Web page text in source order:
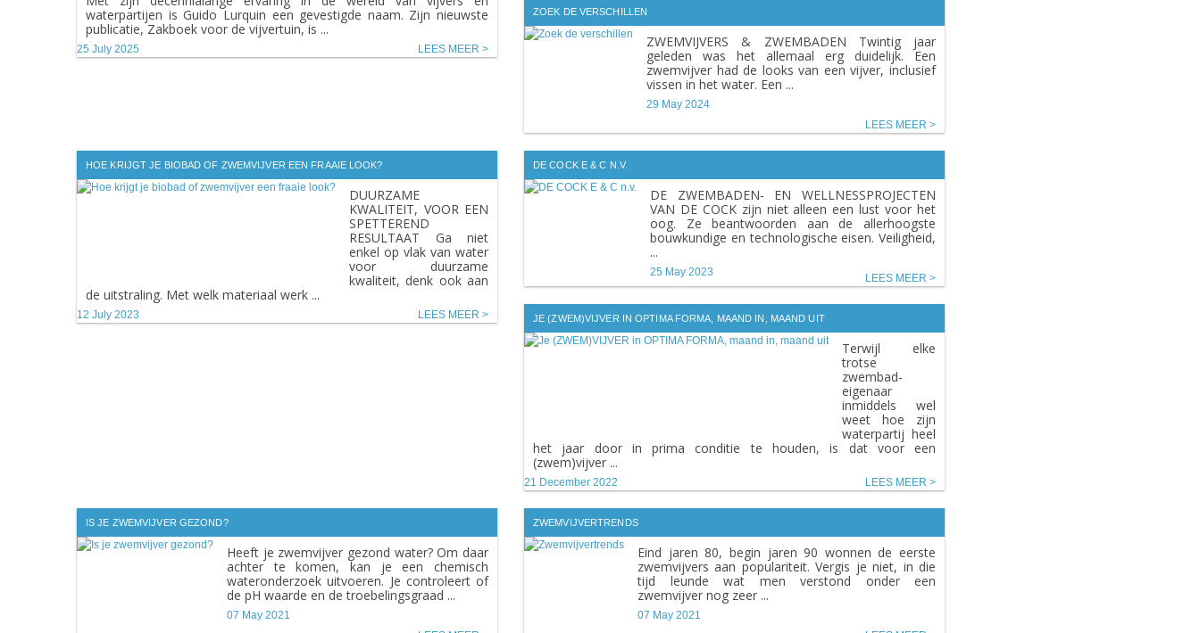
waterpartijen is Guido Lurquin een gevestigde naam. Zijn nieuwste
publicatie, Zakboek voor de vijvertuin, is ...
25 July 2025 LEES MEER
ZOEK DE VERSCHILLEN
ZWEMVIJVERS & ZWEMBADEN Twintig jaar
geleden was het allemaal erg duidelijk. Een
zwemvijver had de looks van een vijver, inclusief
vissen in het water. Een ...
29 May 2024
LEES MEER
HOE KRIJGT JE BIOBAD OF ZWEMVIJVER EEN FRAAIE LOOK?
DUURZAME
KWALITEIT, VOOR EEN
SPETTEREND
RESULTAAT Ga niet
enkel op vlak van water
voor duurzame
kwaliteit, denk ook aan
de uitstraling. Met welk materiaal werk ...
12 July 2023 LEES MEER
DE COCK E & C N.V.
DE ZWEMBADEN- EN WELLNESSPROJECTEN
VAN DE COCK zijn niet alleen een lust voor het
oog. Ze beantwoorden aan de allerhoogste
bouwkundige en technologische eisen. Veiligheid,
...
25 May 2023 LEES MEER
JE (ZWEM)VIJVER IN OPTIMA FORMA, MAAND IN, MAAND UIT
Terwijl elke
trotse
zwembad-
eigenaar
inmiddels wel
weet hoe zijn
waterpartij heel
het jaar door in prima conditie te houden, is dat voor een
(zwem)vijver ...
21 December 2022 LEES MEER
IS JE ZWEMVIJVER GEZOND?
Heeft je zwemvijver gezond water? Om daar
achter te komen, kan je een chemisch
wateronderzoek uitvoeren. Je controleert of
de pH waarde en de troebelingsgraad ...
07 May 2021
ZWEMVIJVERTRENDS
Eind jaren 80, begin jaren 90 wonnen de eerste
zwemvijvers aan populariteit. Vergis je niet, in die
tijd leunde wat men verstond onder een
zwemvijver nog zeer ...
07 May 2021